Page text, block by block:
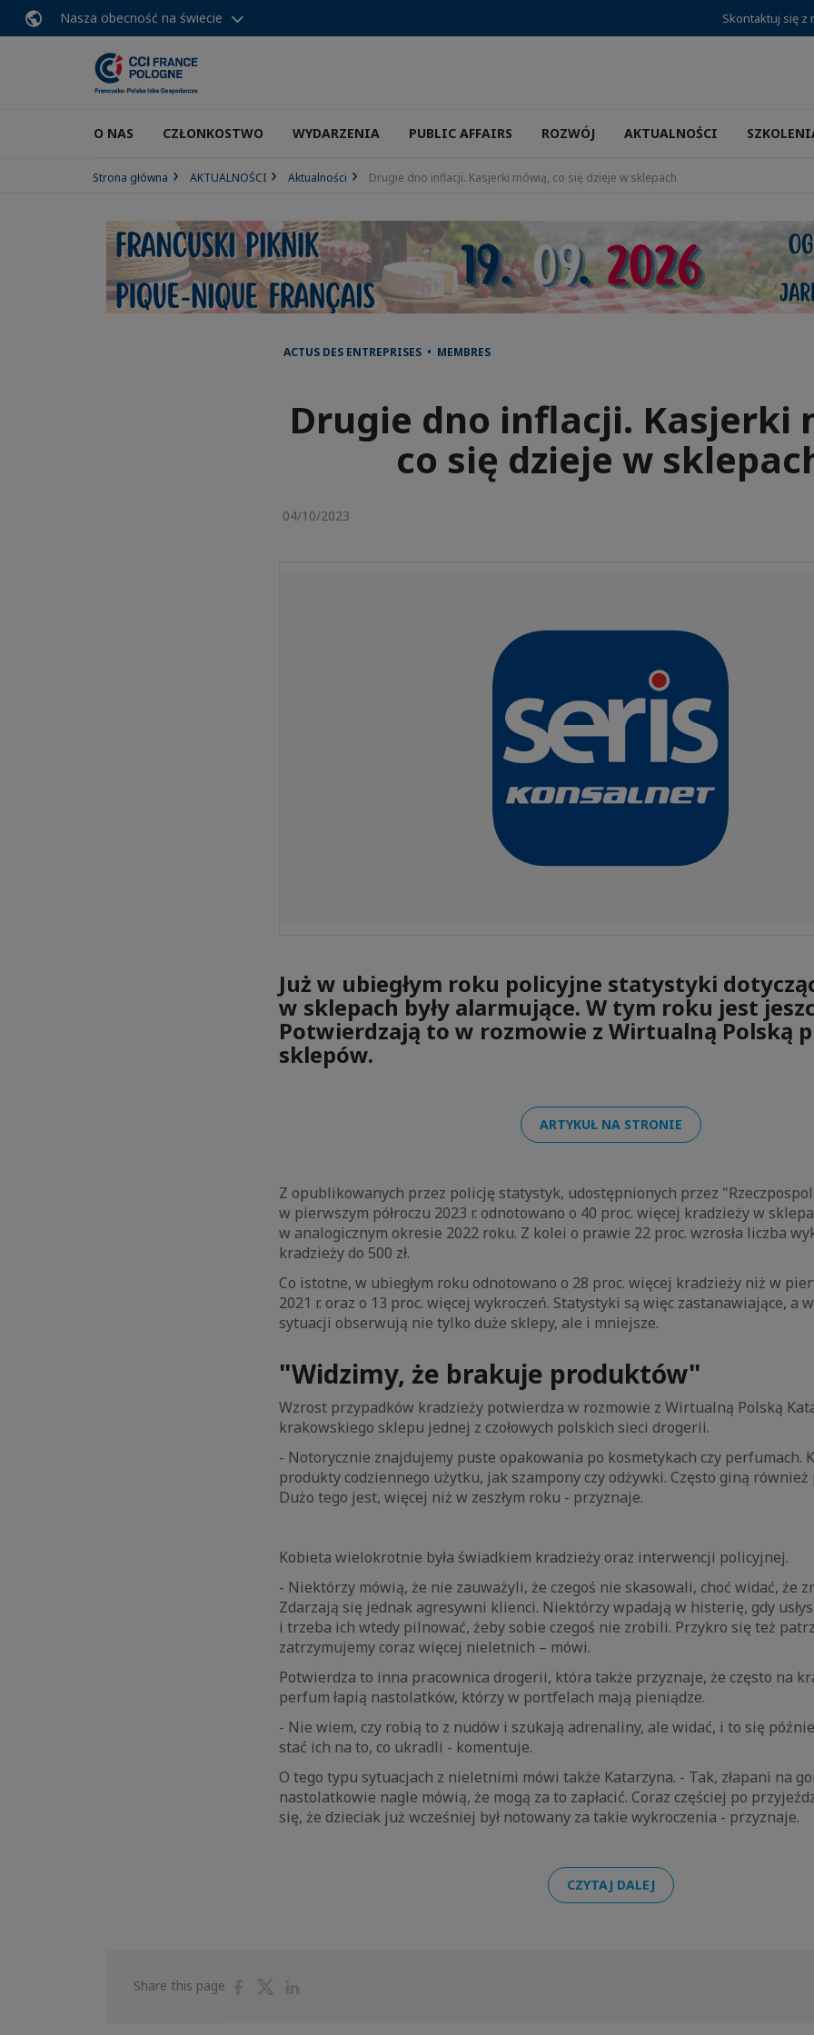
Nasza obecność na świecie Skontaktuj się z
O NAS CZŁONKOSTWO WYDARZENIA PUBLIC AFFAIRS ROZWÓJ AKTUALNOŚCI
Strona główna AKTUALNOŚCI Aktualności Drugie dno inflacji. Kasjerki mówią, co się dzieje w sklepach
ACTUS DES ENTREPRISES • MEMBRES
Drugie dno inflacji. Kasjerki
co się dzieje w
04/10/2023
Już w ubiegłym roku policyjne statystyki
w sklepach były alarmujące. W tym roku jest
Potwierdzają to w rozmowie z Wirtualną Polską
sklepów.
ARTYKUŁ NA STRONIE
Z opublikowanych przez policję statystyk, udostępnionych przez
w pierwszym półroczu 2023 r. odnotowano o 40 proc. więcej kradzieży w
w analogicznym okresie 2022 roku. Z kolei o prawie 22 proc. wzrosła liczba
kradzieży do 500 zł.
Co istotne, w ubiegłym roku odnotowano o 28 proc. więcej kradzieży niż w
2021 r. oraz o 13 proc. więcej wykroczeń. Statystyki są więc zastanawiające, a
sytuacji obserwują nie tylko duże sklepy, ale i mniejsze.
"Widzimy, że brakuje produktów"
Wzrost przypadków kradzieży potwierdza w rozmowie z Wirtualną Polską
krakowskiego sklepu jednej z czołowych polskich sieci drogerii.
- Notorycznie znajdujemy puste opakowania po kosmetykach czy perfumach.
produkty codziennego użytku, jak szampony czy odżywki. Często giną
Dużo tego jest, więcej niż w zeszłym roku - przyznaje.
Kobieta wielokrotnie była świadkiem kradzieży oraz interwencji policyjnej.
- Niektórzy mówią, że nie zauważyli, że czegoś nie skasowali, choć widać, że
Zdarzają się jednak agresywni klienci. Niektórzy wpadają w histerię, gdy
i trzeba ich wtedy pilnować, żeby sobie czegoś nie zrobili. Przykro się też
zatrzymujemy coraz więcej nieletnich – mówi.
Potwierdza to inna pracownica drogerii, która także przyznaje, że często na
perfum łapią nastolatków, którzy w portfelach mają pieniądze.
- Nie wiem, czy robią to z nudów i szukają adrenaliny, ale widać, i to się
stać ich na to, co ukradli - komentuje.
O tego typu sytuacjach z nieletnimi mówi także Katarzyna. - Tak, złapani na
nastolatkowie nagle mówią, że mogą za to zapłacić. Coraz częściej po
się, że dzieciak już wcześniej był notowany za takie wykroczenia - przyznaje.
CZYTAJ DALEJ
Share this page
ShareShare